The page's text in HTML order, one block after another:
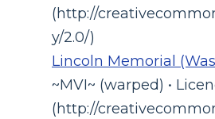
(http://
y/2.0/)
Lincoln Memorial
~MVI~ (warped) •
(http://